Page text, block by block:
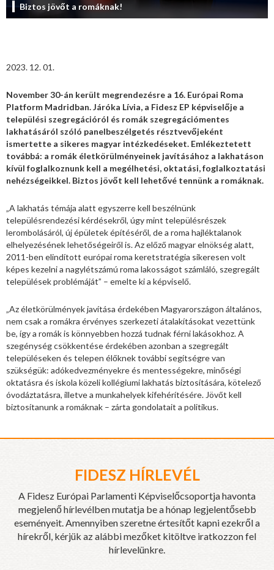
Biztos jövőt a romáknak!
2023. 12. 01.
November 30-án került megrendezésre a 16. Európai Roma
Platform Madridban. Járóka Lívia, a Fidesz EP képviselője a
települési szegregációról és romák szegregációmentes
lakhatásáról szóló panelbeszélgetés résztvevőjeként
ismertette a sikeres magyar intézkedéseket. Emlékeztetett
továbbá: a romák életkörülményeinek javításához a lakhatáson
kívül foglalkoznunk kell a megélhetési, oktatási, foglalkoztatási
nehézségeikkel. Biztos jövőt kell lehetővé tennünk a romáknak.
„A lakhatás témája alatt egyszerre kell beszélnünk
településrendezési kérdésekről, úgy mint településrészek
lerombolásáról, új épületek építéséről, de a roma hajléktalanok
elhelyezésének lehetőségeiről is. Az előző magyar elnökség alatt,
2011-ben elindított európai roma keretstratégia sikeresen volt
képes kezelni a nagylétszámú roma lakosságot számláló, szegregált
települések problémáját” – emelte ki a képviselő.
„Az életkörülmények javítása érdekében Magyarországon általános,
nem csak a romákra érvényes szerkezeti átalakításokat vezettünk
be, így a romák is könnyebben hozzá tudnak férni lakásokhoz. A
szegénység csökkentése érdekében azonban a szegregált
településeken és telepen élőknek további segítségre van
szükségük: adókedvezményekre és mentességekre, minőségi
oktatásra és iskola közeli kollégiumi lakhatás biztosítására, kötelező
óvodáztatásra, illetve a munkahelyek kifehérítésére. Jövőt kell
biztosítanunk a romáknak – zárta gondolatait a politikus.
FIDESZ HÍRLEVÉL
A Fidesz Európai Parlamenti Képviselőcsoportja havonta
megjelenő hírlevélben mutatja be a hónap legjelentősebb
eseményeit. Amennyiben szeretne értesítőt kapni ezekről a
hírekről, kérjük az alábbi mezőket kitöltve iratkozzon fel
hírlevelünkre.